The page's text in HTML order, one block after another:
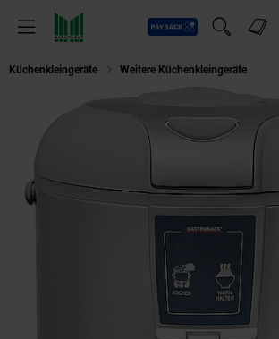
Menü
Payback
Suchfeld
Markt-
Küchenkleingeräte Weitere Küchenkleingeräte